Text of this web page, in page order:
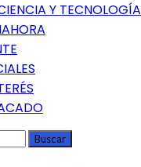
Y TECNOLOGÍA